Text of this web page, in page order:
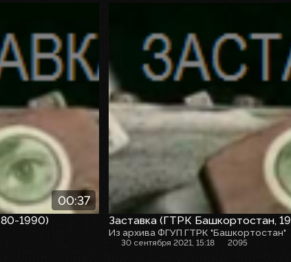
00:37
1990) Заставка (ГТРК Башкортостан,
Из архива ФГУП ГТРК "Башкортостан"
30 сентября 2021, 15:18 2095